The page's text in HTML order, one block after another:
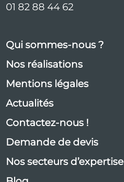
01 82 88 44 62
Qui sommes-nous ?
Nos réalisations
Mentions légales
Actualités
Contactez-nous !
Demande de devis
Nos secteurs d’expertise